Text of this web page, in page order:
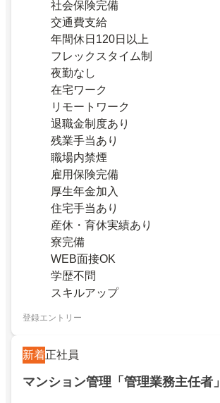
社会保険完備
交通費支給
年間休日120日以上
フレックスタイム制
夜勤なし
在宅ワーク
リモートワーク
退職金制度あり
残業手当あり
職場内禁煙
雇用保険完備
厚生年金加入
住宅手当あり
産休・育休実績あり
寮完備
WEB面接OK
学歴不問
スキルアップ
登録エントリー
新着正社員
マンション管理「管理業務主任者